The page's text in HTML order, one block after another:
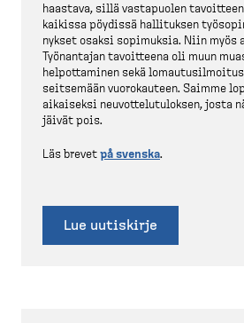
haastava, sillä vastapuolen
kaikissa pöydissä hallituksen
nykset osaksi sopimuksia. Niin myös
Työnantajan tavoitteena oli muun
helpot­taminen sekä
seitsemään vuorokauteen. Saimme
aikaiseksi neuvot­te­lu­tu­loksen, josta
jäivät pois.
Läs brevet på svenska.
Lue uutiskirje